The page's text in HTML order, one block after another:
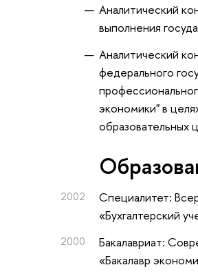
Аналитический
выполнения
Аналитический
федерального
экономики" в
образовательных
2002
Специалитет:
«Бухгалтерский
2000
Бакалавриат:
«Бакалавр